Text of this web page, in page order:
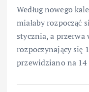
Według nowego
miałaby rozpocząć
stycznia, a przerwa
rozpoczynający się
przewidziano na 14